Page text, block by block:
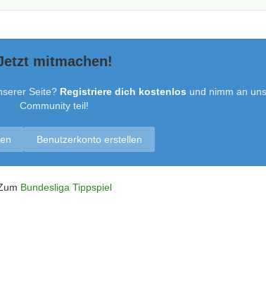
mitmachen!
Seite? Registriere dich kostenlos und nimm an
Community teil!
Benutzerkonto erstellen
Bundesliga Tippspiel